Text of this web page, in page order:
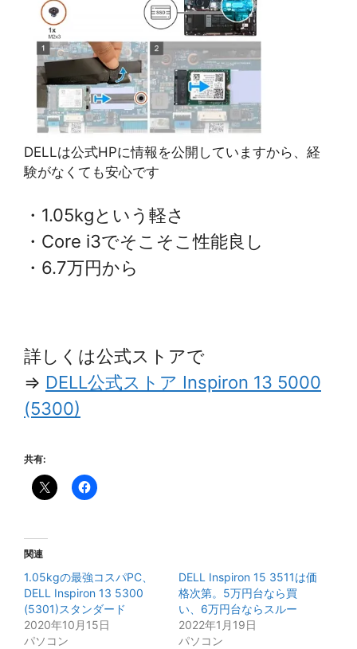
DELLは公式HPに情報を公開していますから、経
験がなくても安心です
・1.05kgという軽さ
・Core i3でそこそこ性能良し
・6.7万円から
詳しくは公式ストアで
⇒ DELL公式ストア Inspiron 13 5000
(5300)
共有:
関連
1.05kgの最強コスパPC、
DELL Inspiron 13 5300
(5301)スタンダード
2020年10月15日
パソコン
DELL Inspiron 15 3511は価
格次第。5万円台なら買
い、6万円台ならスルー
2022年1月19日
パソコン